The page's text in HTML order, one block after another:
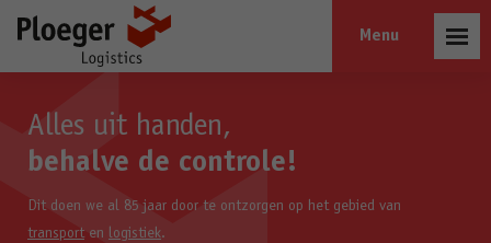
Open
Alles uit handen,
behalve de controle!
Dit doen we al 85 jaar door te ontzorgen op het gebied van
transport en logistiek.